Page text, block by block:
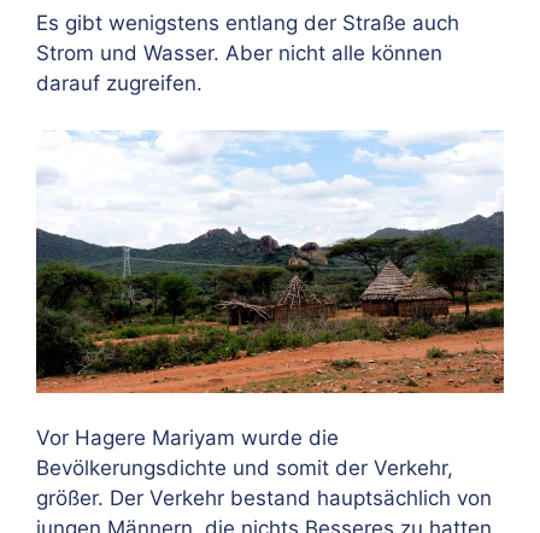
Es gibt wenigstens entlang der Straße auch
Strom und Wasser. Aber nicht alle können
darauf zugreifen.
Vor Hagere Mariyam wurde die
Bevölkerungsdichte und somit der Verkehr,
größer. Der Verkehr bestand hauptsächlich von